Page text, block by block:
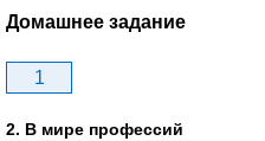
Домашнее задание
1
2. В мире профессий